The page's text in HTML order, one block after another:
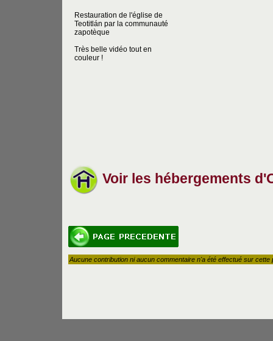
Restauration de l'église de
Teotitlán par la communauté
zapotèque
Très belle vidéo tout en
couleur !
Voir les hébergements
Aucune contribution ni aucun commentaire n'a été effectué sur cette